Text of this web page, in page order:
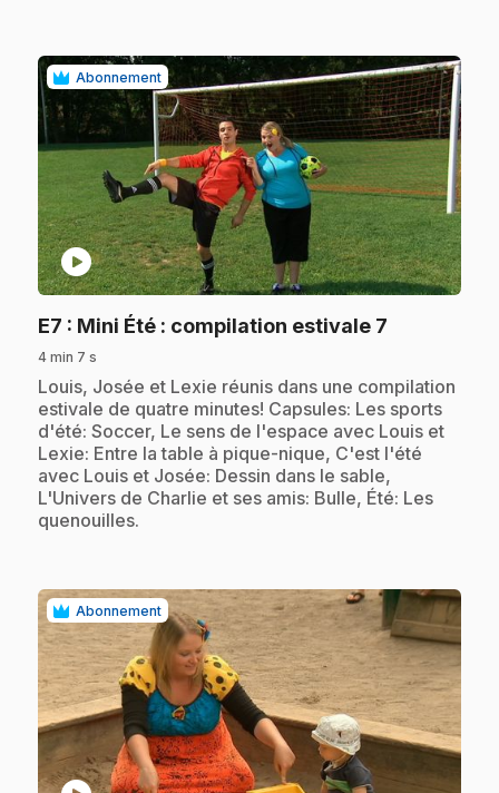
Abonnement
play_circle
E7 : Mini Été : compilation estivale 7
4 min 7 s
.Louis, Josée et Lexie réunis dans une compilation
estivale de quatre minutes! Capsules: Les sports
d'été: Soccer, Le sens de l'espace avec Louis et
Lexie: Entre la table à pique-nique, C'est l'été
avec Louis et Josée: Dessin dans le sable,
L'Univers de Charlie et ses amis: Bulle, Été: Les
quenouilles.
Abonnement